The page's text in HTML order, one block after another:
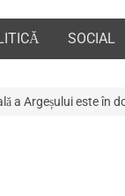
SOCIAL
doliu! A murit unul…